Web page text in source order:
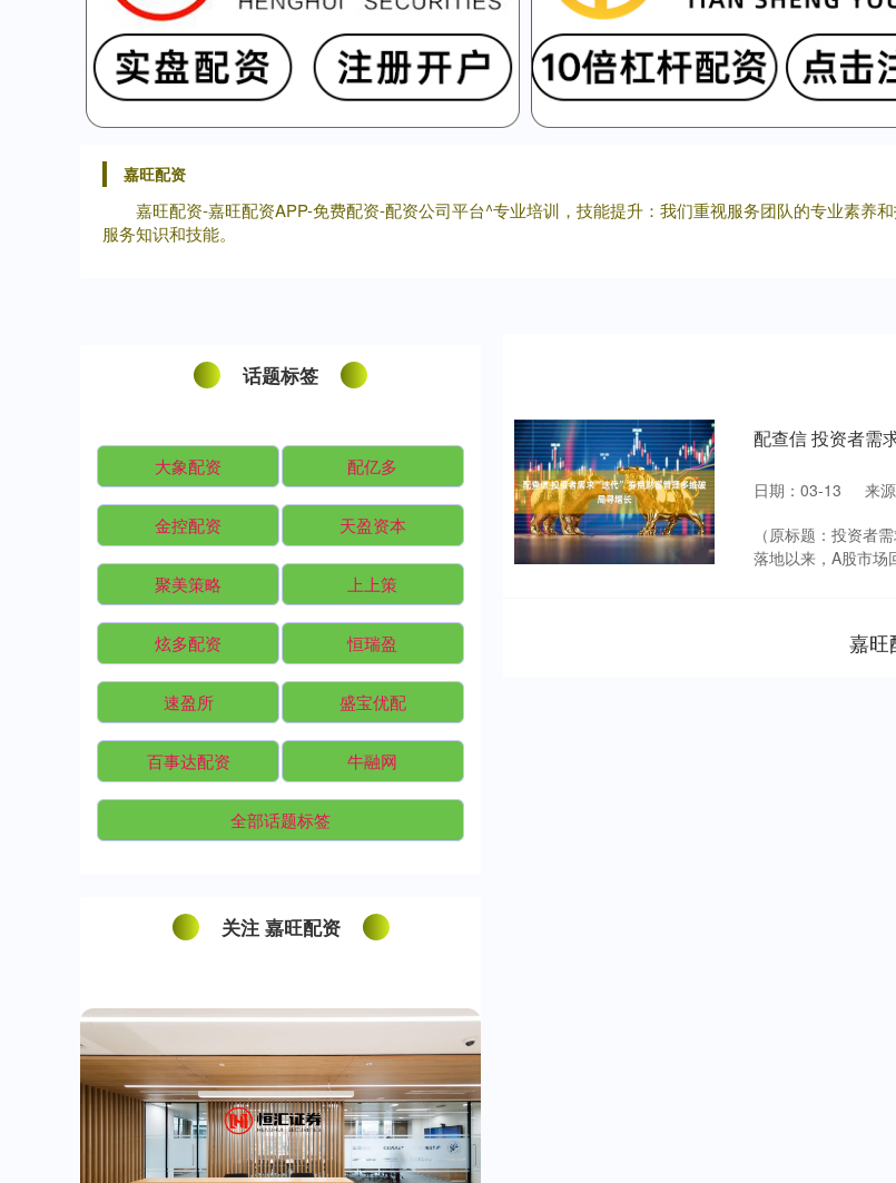
嘉旺配资
嘉旺配资-嘉旺配资APP-免费配资-配资公司平台^专业培训，技能提升：我们重视服务团队的专业素养
服务知识和技能。
配查信 投资者需
日期：03-13 来
（原标题：投资者
落地以来，A股市场
嘉旺
话题标签
大象配资 配亿多
金控配资 天盈资本
聚美策略 上上策
炫多配资 恒瑞盈
速盈所 盛宝优配
百事达配资 牛融网
全部话题标签
关注 嘉旺配资